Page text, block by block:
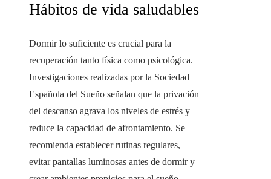
Hábitos de vida saludables
Dormir lo suficiente es crucial para la
recuperación tanto física como psicológica.
Investigaciones realizadas por la Sociedad
Española del Sueño señalan que la privación
del descanso agrava los niveles de estrés y
reduce la capacidad de afrontamiento. Se
recomienda establecer rutinas regulares,
evitar pantallas luminosas antes de dormir y